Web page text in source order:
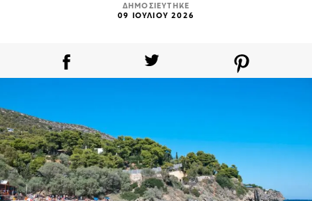
ΔΗΜΟΣΙΕΥΤΗΚΕ
09 ΙΟΥΛΙΟΥ 2026